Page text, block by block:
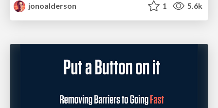
jonoalderson
1 5.6k